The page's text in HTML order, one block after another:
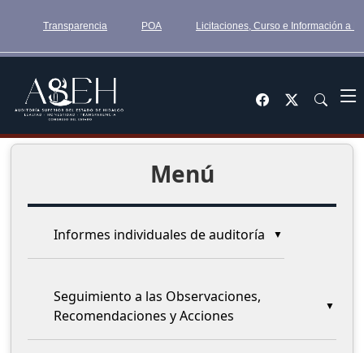
Transparencia POA Licitaciones, Curso e Información a
Menú
Informes individuales de auditoría
Seguimiento a las Observaciones,
Recomendaciones y Acciones